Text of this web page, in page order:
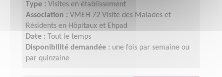
Type : Visites en établissement
Association : VMEH 72 Visite des Malades et
Résidents en Hôpitaux et Ehpad
Date :
Tout le temps
Disponibilité demandée : une fois par semaine ou
par quinzaine